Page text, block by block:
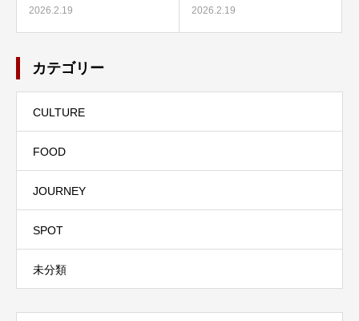
2026.2.19 2026.2.19
カテゴリー
CULTURE
FOOD
JOURNEY
SPOT
未分類